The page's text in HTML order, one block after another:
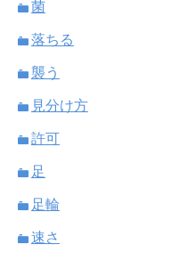
菌
落ちる
襲う
見分け方
許可
足
足輪
速さ